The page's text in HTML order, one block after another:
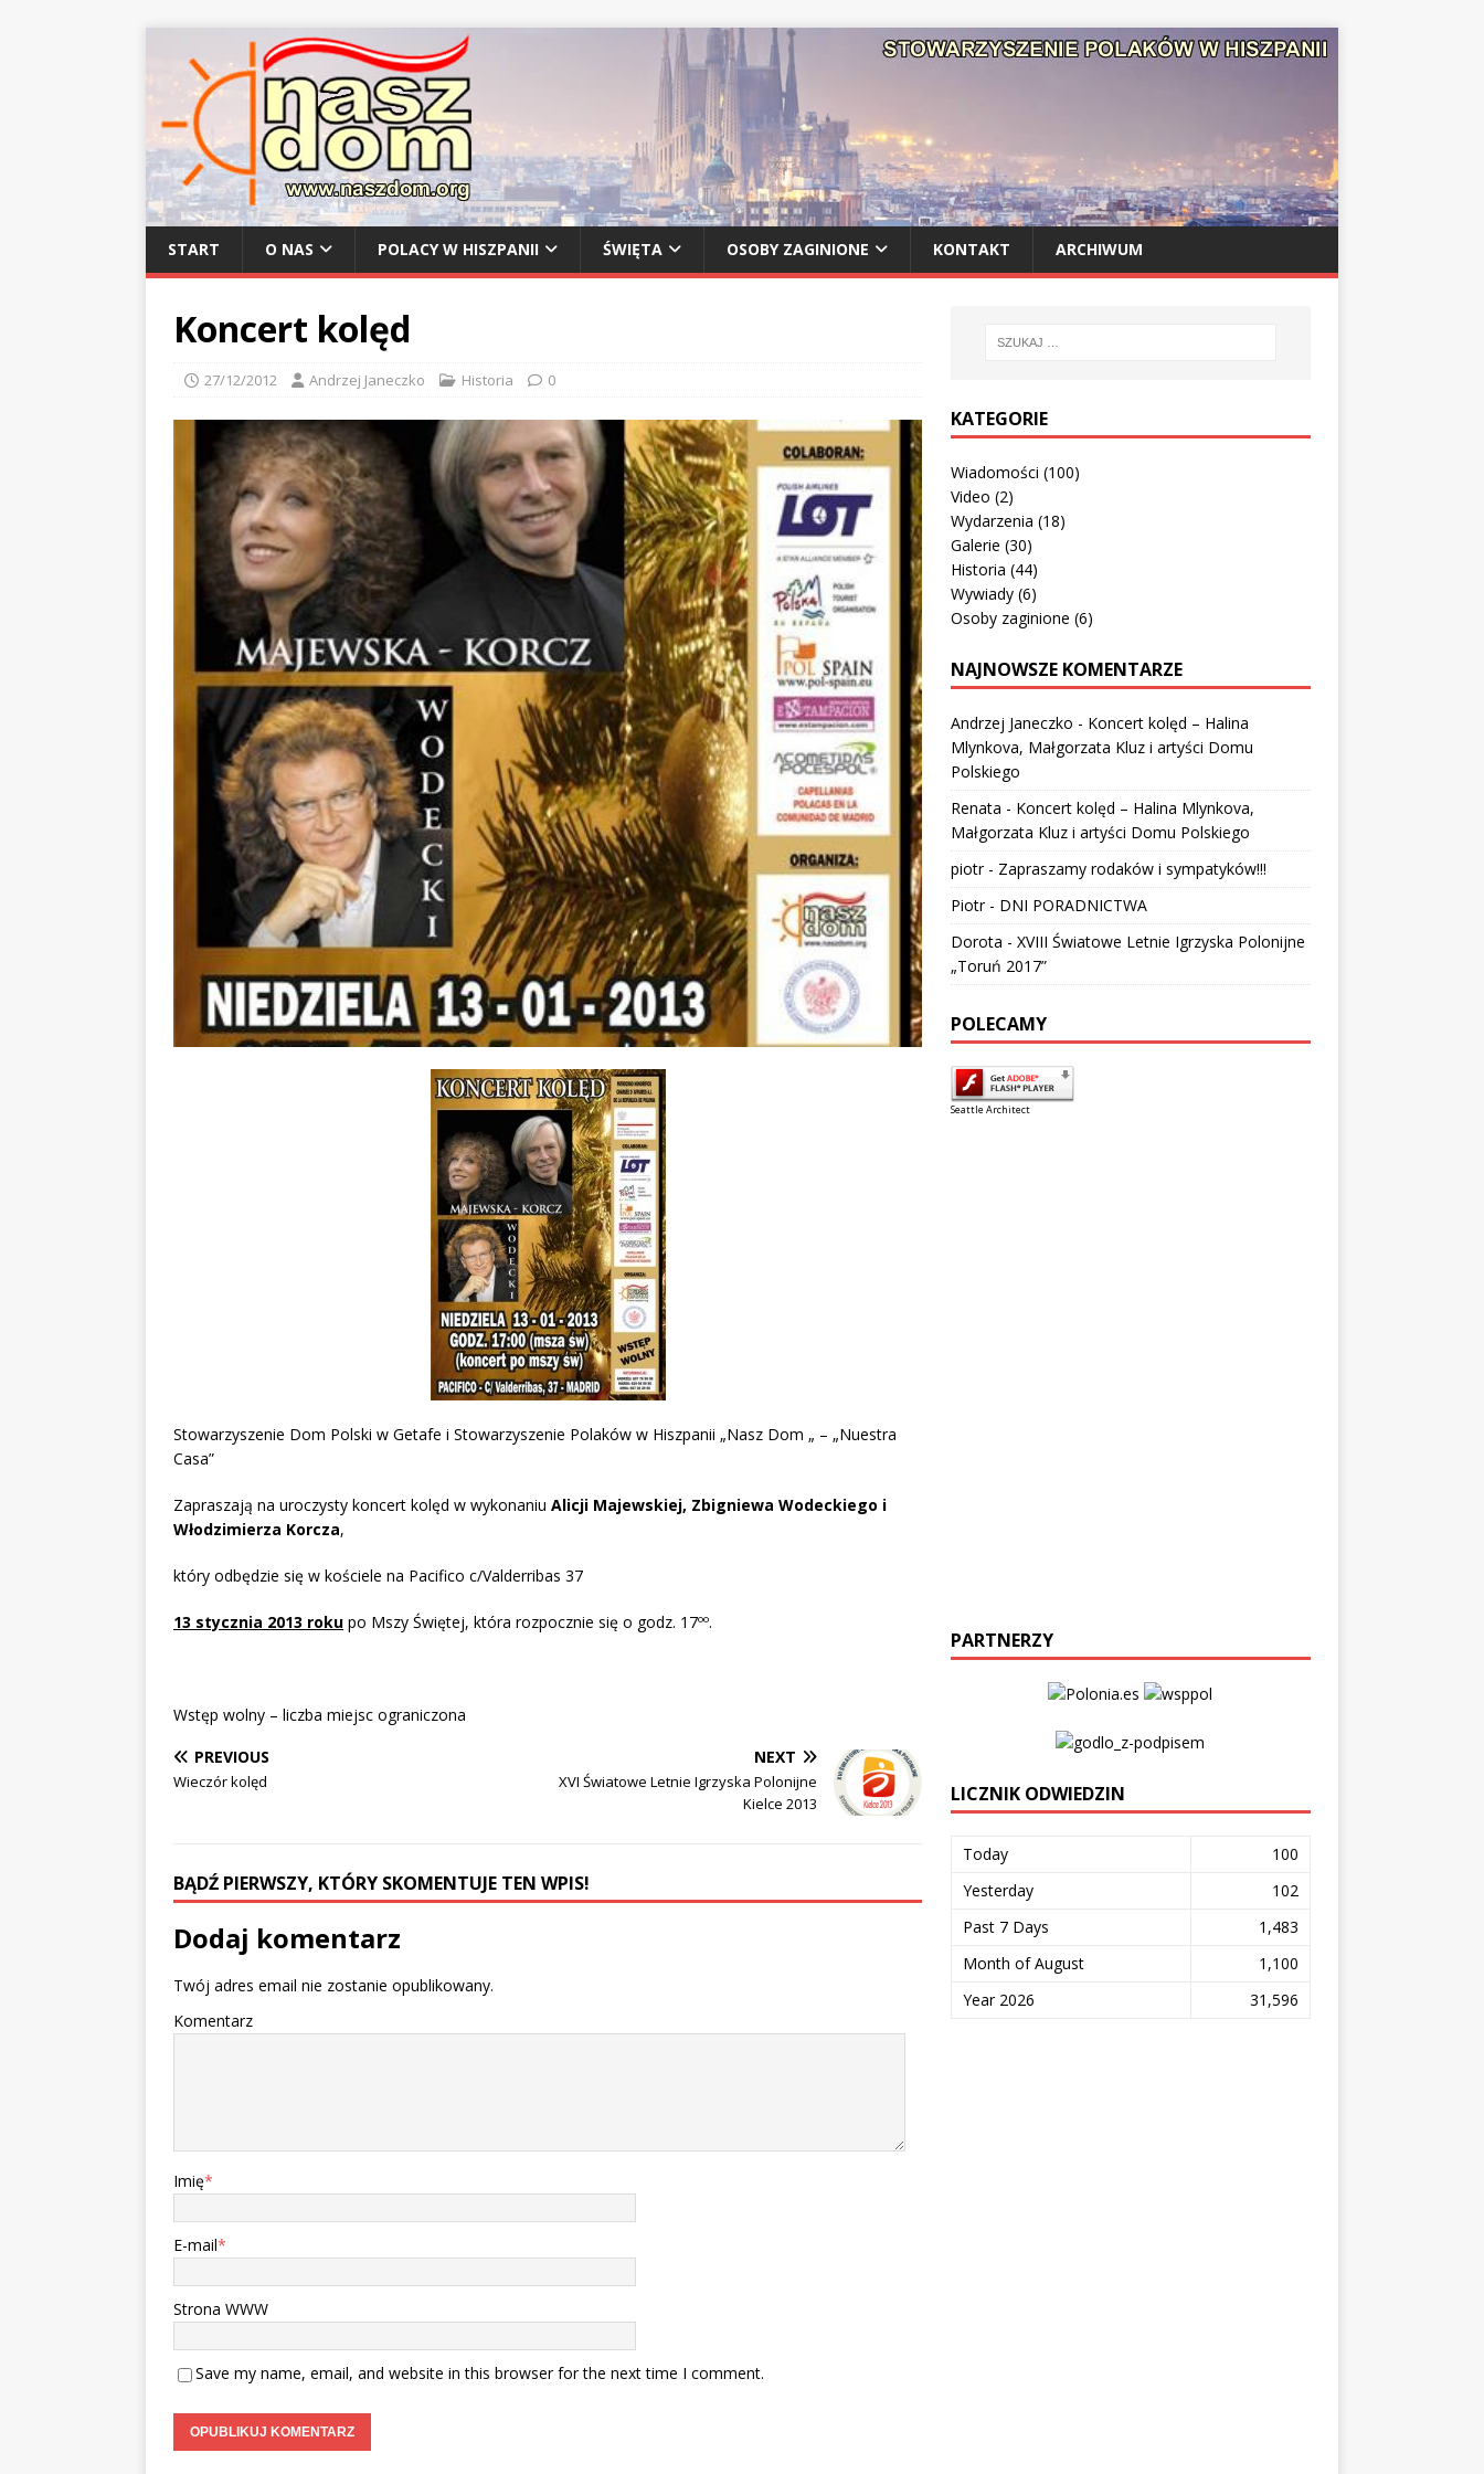
START O NAS POLACY W HISZPANII ŚWIĘTA OSOBY ZAGINIONE KONTAKT ARCHIWUM
Koncert kolęd
27/12/2012 Andrzej Janeczko Historia 0
Stowarzyszenie Dom Polski w Getafe i Stowarzyszenie Polaków w Hiszpanii „Nasz Dom „ – „Nuestra
Casa”
Zapraszają na uroczysty koncert kolęd w wykonaniu Alicji Majewskiej, Zbigniewa Wodeckiego i
Włodzimierza Korcza,
który odbędzie się w kościele na Pacifico c/Valderribas 37
13 stycznia 2013 roku po Mszy Świętej, która rozpocznie się o godz. 17ºº.
Wstęp wolny – liczba miejsc ograniczona
PREVIOUS
Wieczór kolęd
NEXT
XVI Światowe Letnie Igrzyska Polonijne
Kielce 2013
BĄDŹ PIERWSZY, KTÓRY SKOMENTUJE TEN WPIS!
Dodaj komentarz
Twój adres email nie zostanie opublikowany.
Komentarz
Imię*
E-mail*
Strona WWW
Save my name, email, and website in this browser for the next time I comment.
KATEGORIE
Wiadomości (100)
Video (2)
Wydarzenia (18)
Galerie (30)
Historia (44)
Wywiady(6)
Osoby zaginione (6)
NAJNOWSZE KOMENTARZE
Andrzej Janeczko - Koncert kolęd – Halina
Mlynkova, Małgorzata Kluz i artyści Domu
Polskiego
Renata - Koncert kolęd – Halina Mlynkova,
Małgorzata Kluz i artyści Domu Polskiego
piotr- Zapraszamy rodaków i sympatyków!!!
Piotr- DNI PORADNICTWA
Dorota - XVIII Światowe Letnie Igrzyska Polonijne
„Toruń 2017”
POLECAMY
Seattle Architect
PARTNERZY
LICZNIK ODWIEDZIN
Today
100
Yesterday
102
Past 7 Days
1,483
Month of August
1,100
Year 2026
31,596